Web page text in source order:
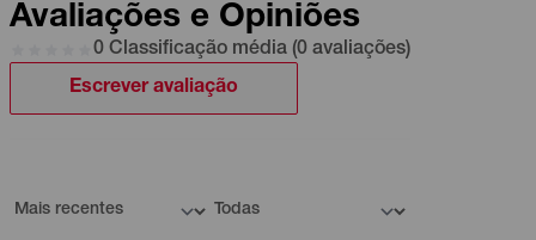
Avaliações e Opiniões
0 Classificação média (0 avaliações)
Escrever avaliação